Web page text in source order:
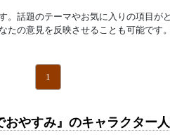
。話題のテーマやお気に入りの項目が
の意見を反映させることも可能です
1
おやすみ』のキャラクター